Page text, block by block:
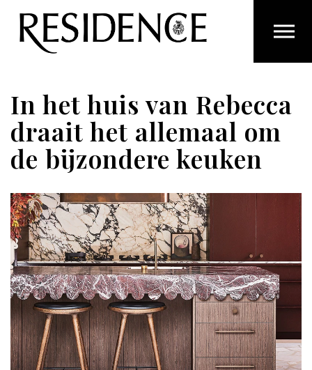
Overslaan en ga direct naar de inhoud
In het huis van Rebecca
draait het allemaal om
de bijzondere keuken